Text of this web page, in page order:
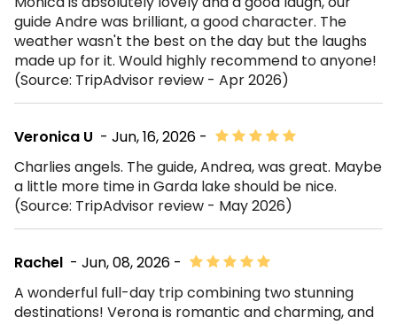
guide Andre was brilliant, a good character. The
weather wasn't the best on the day but the laughs
made up for it. Would highly recommend to anyone!
(Source: TripAdvisor review - Apr 2026)
- Jun, 16, 2026 -
Veronica U
Charlies angels. The guide, Andrea, was great. Maybe
a little more time in Garda lake should be nice.
(Source: TripAdvisor review - May 2026)
- Jun, 08, 2026 -
Rachel
A wonderful full-day trip combining two stunning
destinations! Verona is romantic and charming, and